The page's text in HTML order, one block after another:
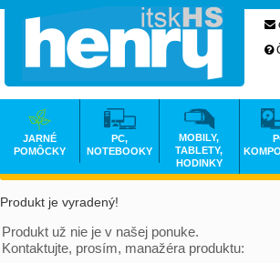
Produkt je vyradený!
Produkt už nie je v našej ponuke.
Kontaktujte, prosím, manažéra produktu:
JARNÉ
POMÔCKY
PC,
NOTEBOOKY
MOBILY,
TABLETY,
HODINKY